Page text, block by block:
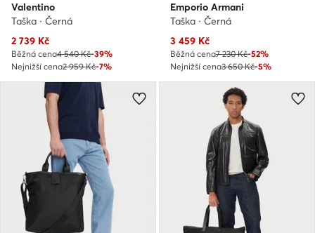
Valentino
Taška · Černá
Aktuální cena
2 739 Kč
Běžná cena4 540 Kč-39%
Nejnižší cena2 959 Kč-7%
Emporio Armani
Taška · Černá
Aktuální cena
3 459 Kč
Běžná cena7 230 Kč-52%
Nejnižší cena3 650 Kč-5%